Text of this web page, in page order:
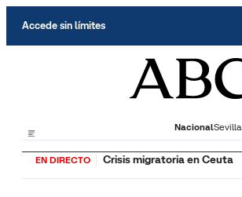
Accede sin límites
NacionalSevilla
EN DIRECTO Crisis migratoria en Ceuta